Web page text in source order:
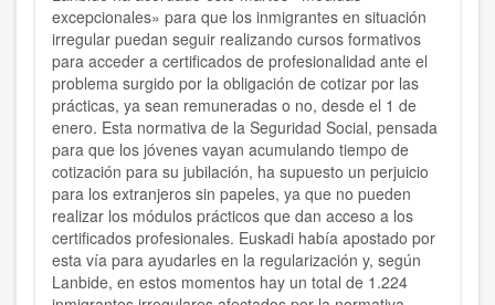
excepcionales» para que los inmigrantes en situación
irregular puedan seguir realizando cursos formativos
para acceder a certificados de profesionalidad ante el
problema surgido por la obligación de cotizar por las
prácticas, ya sean remuneradas o no, desde el 1 de
enero. Esta normativa de la Seguridad Social, pensada
para que los jóvenes vayan acumulando tiempo de
cotización para su jubilación, ha supuesto un perjuicio
para los extranjeros sin papeles, ya que no pueden
realizar los módulos prácticos que dan acceso a los
certificados profesionales. Euskadi había apostado por
esta vía para ayudarles en la regularización y, según
Lanbide, en estos momentos hay un total de 1.224